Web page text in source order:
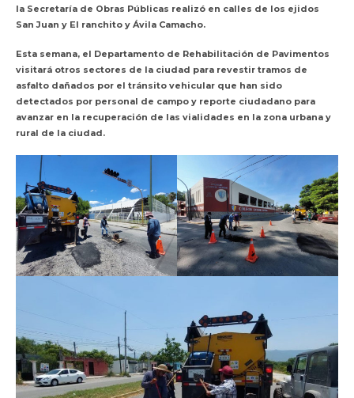
la Secretaría de Obras Públicas realizó en calles de los ejidos
San Juan y El ranchito y Ávila Camacho.
Esta semana, el Departamento de Rehabilitación de Pavimentos
visitará otros sectores de la ciudad para revestir tramos de
asfalto dañados por el tránsito vehicular que han sido
detectados por personal de campo y reporte ciudadano para
avanzar en la recuperación de las vialidades en la zona urbana y
rural de la ciudad.